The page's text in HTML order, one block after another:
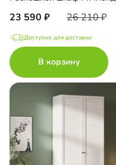
23 590 26 210
Доступно для доставки
В корзину